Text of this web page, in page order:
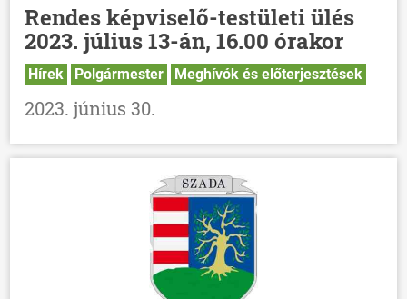
Rendes képviselő-testületi ülés
2023. július 13-án, 16.00 órakor
Hírek Polgármester Meghívók és előterjesztések
2023. június 30.